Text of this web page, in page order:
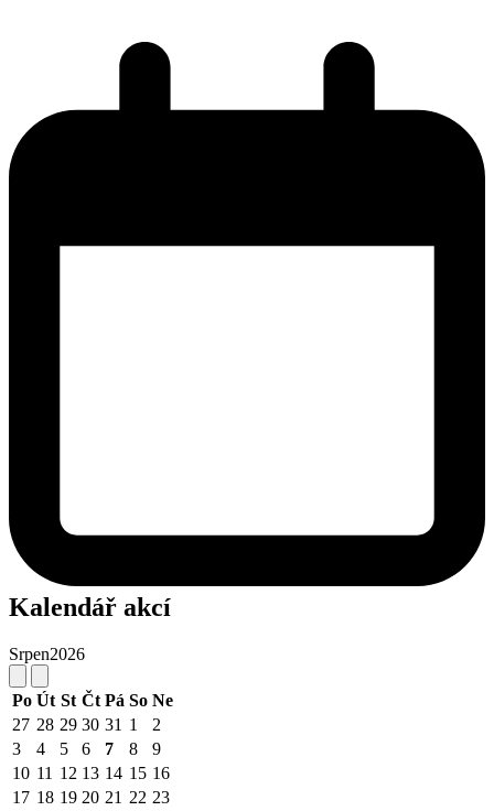
Kalendář akcí
Srpen2026
Po Út St Čt Pá So Ne
27 28 29 30 31 1
2
3
4 5 6 7 8
9
10 11 12 13 14 15 16
17 18 19 20 21 22 23